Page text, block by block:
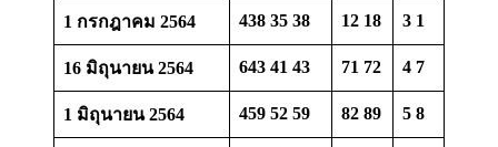
1 กรกฎาคม 2564 438 35 38 12 18 3 1
16 มิถุนายน 2564 643 41 43 71 72 4 7
1 มิถุนายน 2564 459 52 59 82 89 5 8